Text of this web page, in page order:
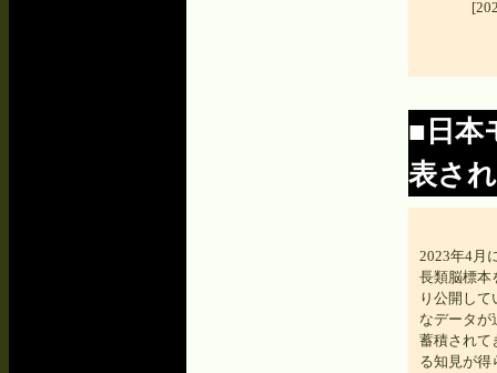
■日本
表さ
2023年4月
長類脳標本
り公開し
なデータが
蓄積されて
る知見が得